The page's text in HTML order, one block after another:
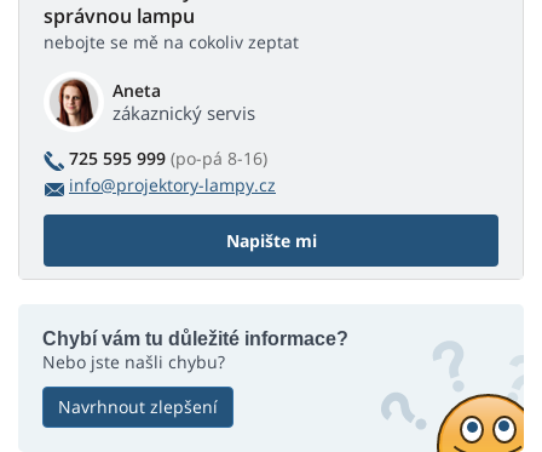
správnou lampu
nebojte se mě na cokoliv zeptat
Aneta
zákaznický servis
725 595 999 (po-pá 8-16)
info@projektory-lampy.cz
Napište mi
Chybí vám tu důležité informace?
Nebo jste našli chybu?
Navrhnout zlepšení